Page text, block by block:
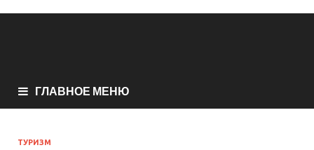
ГЛАВНОЕ МЕНЮ
ТУРИЗМ